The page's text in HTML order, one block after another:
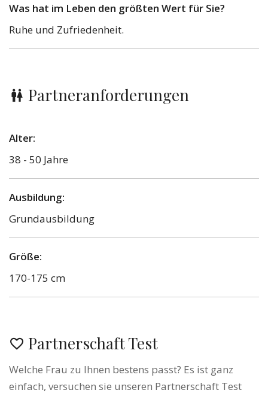
Was hat im Leben den größten Wert für Sie?
Ruhe und Zufriedenheit.
Partneranforderungen
Alter:
38 - 50 Jahre
Ausbildung:
Grundausbildung
Größe:
170-175 cm
Partnerschaft Test
Welche Frau zu Ihnen bestens passt? Es ist ganz
einfach, versuchen sie unseren Partnerschaft Test